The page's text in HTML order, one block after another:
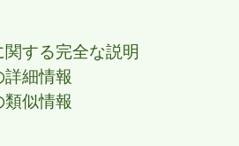
する完全な説明
細情報
似情報